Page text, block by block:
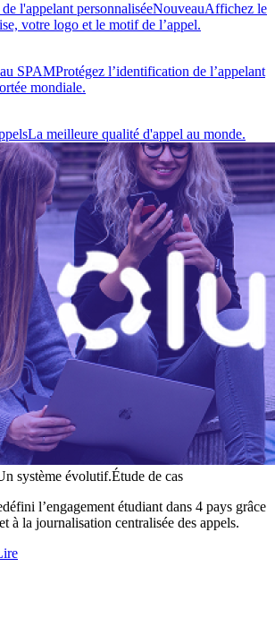
l'appelant personnaliséeNouveauAffichez le
votre logo et le motif de l’appel.
SPAMProtégez l’identification de l’appelant
mondiale.
La meilleure qualité d'appel au monde.
système évolutif.Étude de cas
l’engagement étudiant dans 4 pays grâce
à la journalisation centralisée des appels.